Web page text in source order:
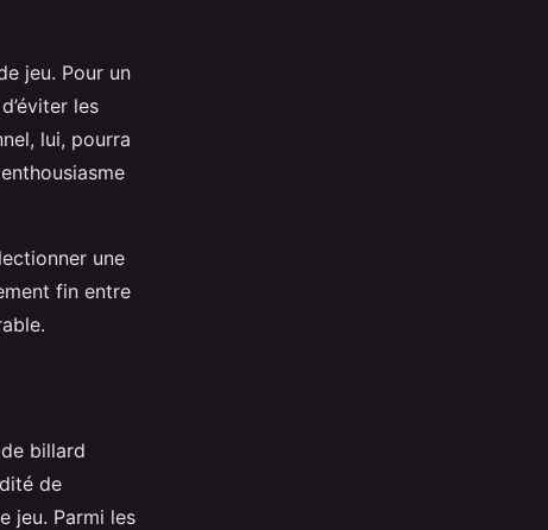
jeu. Pour un
les
lui, pourra
une
fin entre
billard
de
jeu. Parmi les